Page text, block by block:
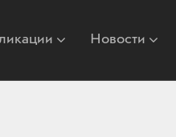
Новости